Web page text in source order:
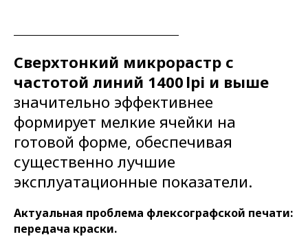
Сверхтонкий микрорастр с
частотой линий 1400 lpi и выше
значительно эффективнее
формирует мелкие ячейки на
готовой форме, обеспечивая
существенно лучшие
эксплуатационные показатели.
Актуальная проблема флексографской печати:
передача краски.